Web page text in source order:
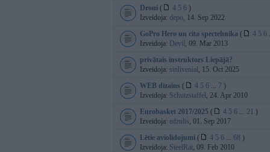
Droni ( 4 5 6 )
Izveidoja: depo, 14. Sep 2022
GoPro Hero un cita spectehnika ( 4 5 6
Izveidoja: Devil , 09. Mar 2013
privātais instruktors Liepājā?
Izveidoja: sinlivenial , 15. Oct 2025
WEB dizains ( 4 5 6 ... 7 )
Izveidoja: Schutzstaffel , 24. Apr 2010
Eurobasket 2017/2025 ( 4 5 6 ... 21 )
Izveidoja: edzulis, 01. Sep 2017
Lētie aviolidojumi ( 4 5 6 ... 68 )
Izveidoja: SteelRat, 09. Feb 2010